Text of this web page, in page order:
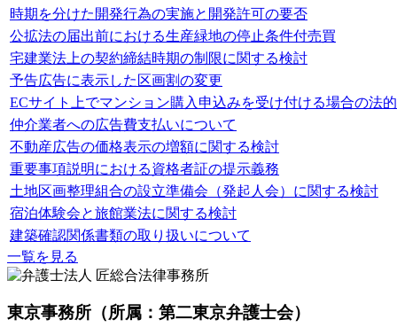
時期を分けた開発行為の実施と開発許可の要否
公拡法の届出前における生産緑地の停止条件付売買
宅建業法上の契約締結時期の制限に関する検討
予告広告に表示した区画割の変更
ECサイト上でマンション購入申込みを受け付ける場合の法
仲介業者への広告費支払いについて
不動産広告の価格表示の増額に関する検討
重要事項説明における資格者証の提示義務
土地区画整理組合の設立準備会（発起人会）に関する検討
宿泊体験会と旅館業法に関する検討
建築確認関係書類の取り扱いについて
一覧を見る
東京事務所 （所属：第二東京弁護士会）